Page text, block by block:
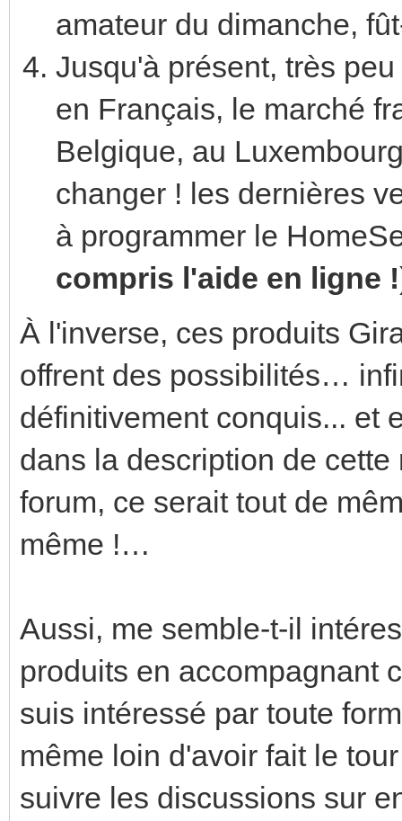
amateur du dimanche,
Jusqu'à présent, très
en Français, le marché
Belgique, au
changer ! les dernières
à programmer le
compris l'aide en ligne !
À l'inverse, ces produits
offrent des possibilités…
définitivement conquis... et
dans la description de
forum, ce serait tout de
même !…
Aussi, me semble-t-il
produits en accompagnant
suis intéressé par toute
même loin d'avoir fait le
suivre les discussions sur